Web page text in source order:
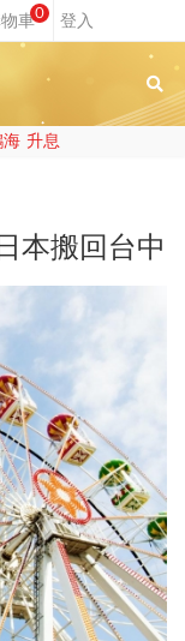
0
海 升息
本搬回台中